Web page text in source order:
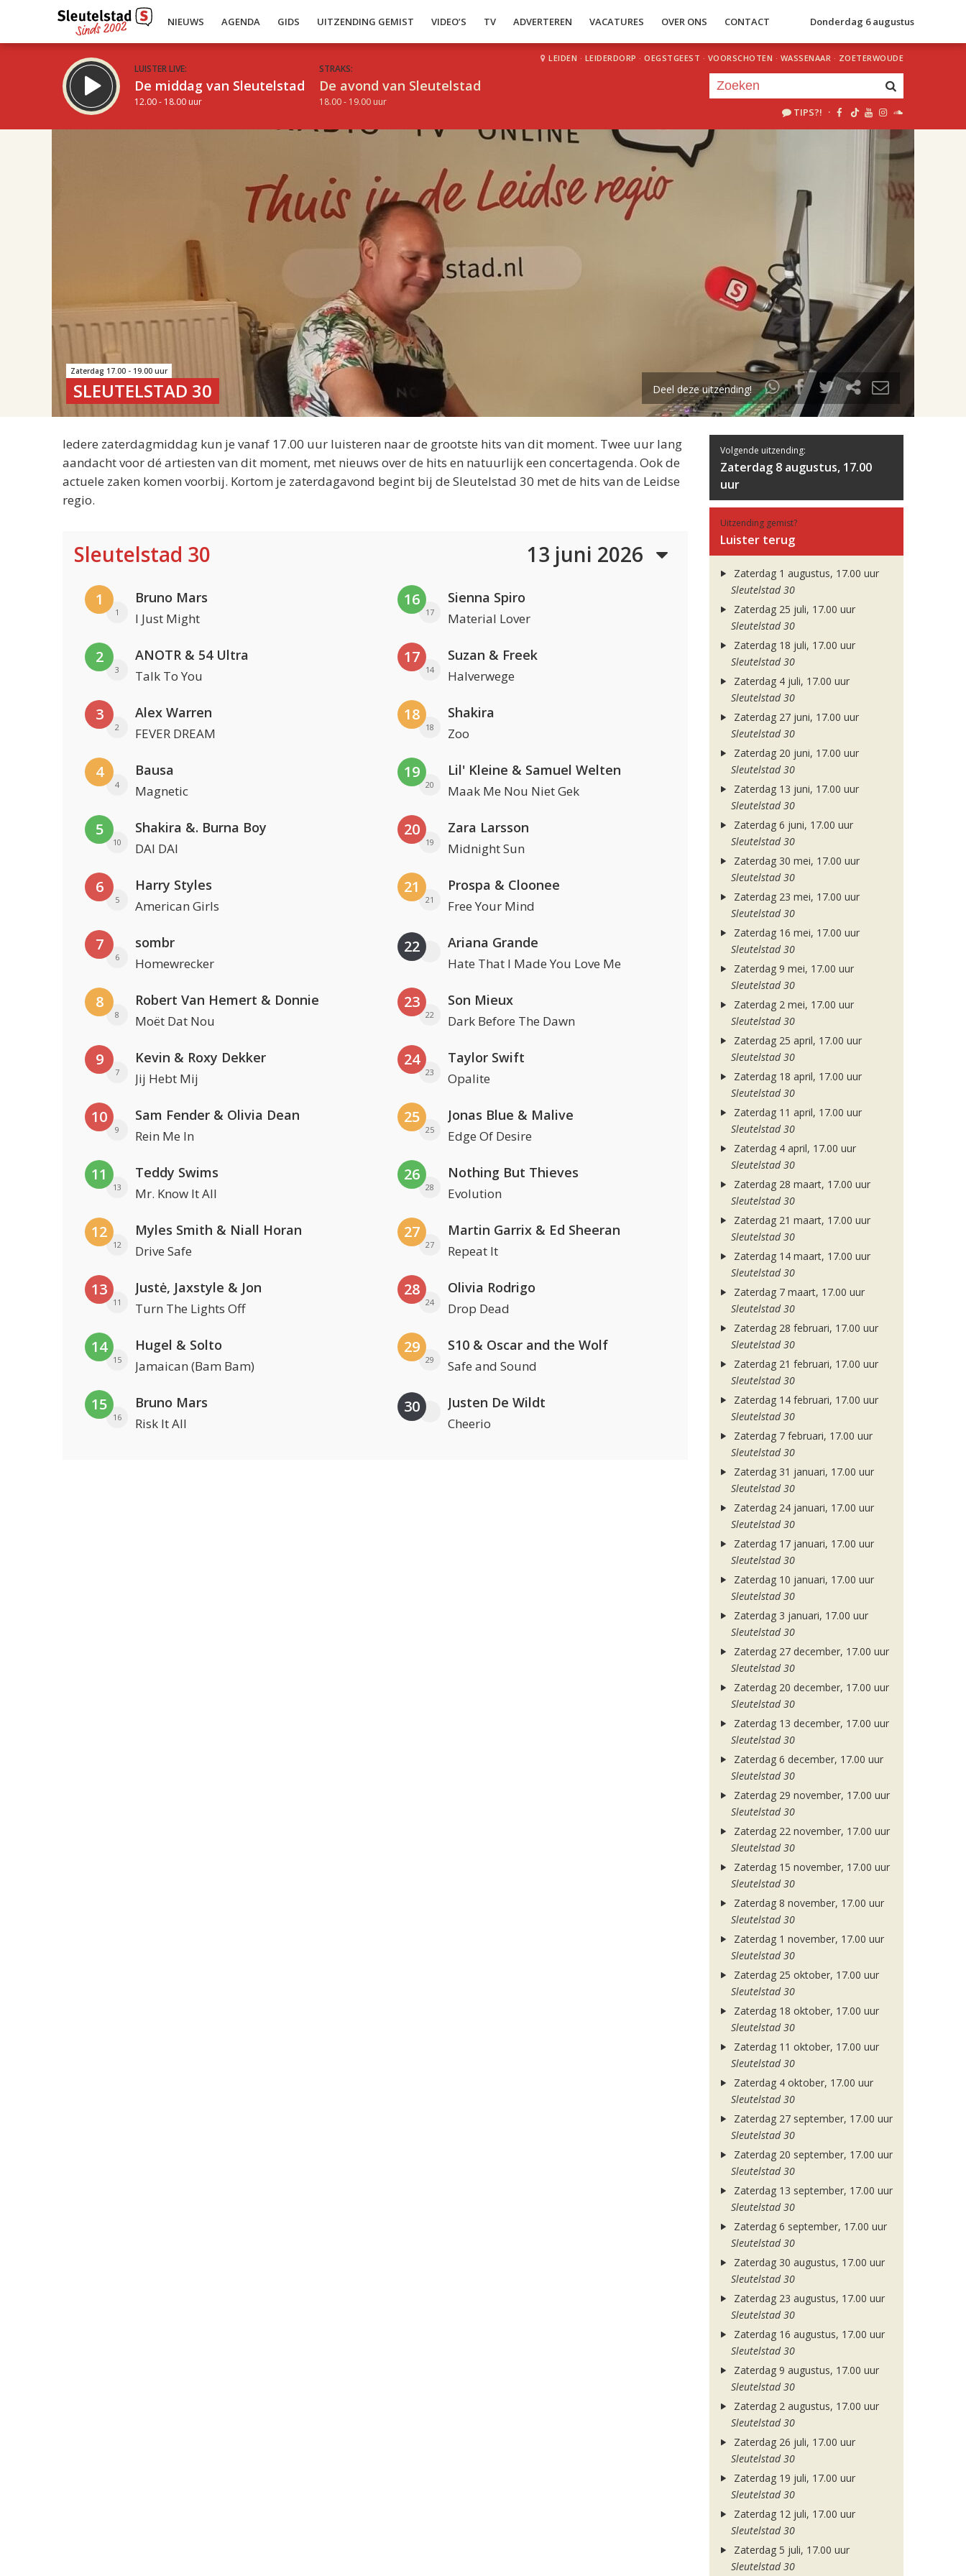
NIEUWS AGENDA GIDS UITZENDING GEMIST VIDEO’S TV ADVERTEREN VACATURES OVER ONS CONTACT Donderdag 6 augustus
LUISTER LIVE:
De middag van Sleutelstad
12.00 - 18.00 uur
STRAKS:
De avond van Sleutelstad
18.00 - 19.00 uur
LEIDEN · LEIDERDORP · OEGSTGEEST · VOORSCHOTEN · WASSENAAR · ZOETERWOUDE
TIPS?! ·
uur 1 van 2
Volgend uur
Zaterdag 17.00 - 19.00 uur
SLEUTELSTAD 30 Deel deze uitzending!
Iedere zaterdagmiddag kun je vanaf 17.00 uur luisteren naar de grootste hits van dit moment. Twee uur lang
aandacht voor dé artiesten van dit moment, met nieuws over de hits en natuurlijk een concertagenda. Ook de
actuele zaken komen voorbij. Kortom je zaterdagavond begint bij de Sleutelstad 30 met de hits van de Leidse
regio.
Sleutelstad 30 13 juni 2026
1
1
Bruno Mars
I Just Might
2
3
ANOTR & 54 Ultra
Talk To You
3
2
Alex Warren
FEVER DREAM
4
4
Bausa
Magnetic
5
10
Shakira &. Burna Boy
DAI DAI
6
5
Harry Styles
American Girls
7
6
sombr
Homewrecker
8
8
Robert Van Hemert & Donnie
Moët Dat Nou
9
7
Kevin & Roxy Dekker
Jij Hebt Mij
10
9
Sam Fender & Olivia Dean
Rein Me In
11
13
Teddy Swims
Mr. Know It All
12
12
Myles Smith & Niall Horan
Drive Safe
13
11
Justė, Jaxstyle & Jon
Turn The Lights Off
14
15
Hugel & Solto
Jamaican (Bam Bam)
15
16
Bruno Mars
Risk It All
16
17
Sienna Spiro
Material Lover
17
14
Suzan & Freek
Halverwege
18
18
Shakira
Zoo
19
20
Lil' Kleine & Samuel Welten
Maak Me Nou Niet Gek
20
19
Zara Larsson
Midnight Sun
21
21
Prospa & Cloonee
Free Your Mind
22 Ariana Grande
Hate That I Made You Love Me
23
22
Son Mieux
Dark Before The Dawn
24
23
Taylor Swift
Opalite
25
25
Jonas Blue & Malive
Edge Of Desire
26
28
Nothing But Thieves
Evolution
27
27
Martin Garrix & Ed Sheeran
Repeat It
28
24
Olivia Rodrigo
Drop Dead
29
29
S10 & Oscar and the Wolf
Safe and Sound
30 Justen De Wildt
Cheerio
Volgende uitzending:
Zaterdag 8 augustus, 17.00
uur
Uitzending gemist?
Luister terug
Zaterdag 1 augustus, 17.00 uur
Sleutelstad 30
Zaterdag 25 juli, 17.00 uur
Sleutelstad 30
Zaterdag 18 juli, 17.00 uur
Sleutelstad 30
Zaterdag 4 juli, 17.00 uur
Sleutelstad 30
Zaterdag 27 juni, 17.00 uur
Sleutelstad 30
Zaterdag 20 juni, 17.00 uur
Sleutelstad 30
Zaterdag 13 juni, 17.00 uur
Sleutelstad 30
Zaterdag 6 juni, 17.00 uur
Sleutelstad 30
Zaterdag 30 mei, 17.00 uur
Sleutelstad 30
Zaterdag 23 mei, 17.00 uur
Sleutelstad 30
Zaterdag 16 mei, 17.00 uur
Sleutelstad 30
Zaterdag 9 mei, 17.00 uur
Sleutelstad 30
Zaterdag 2 mei, 17.00 uur
Sleutelstad 30
Zaterdag 25 april, 17.00 uur
Sleutelstad 30
Zaterdag 18 april, 17.00 uur
Sleutelstad 30
Zaterdag 11 april, 17.00 uur
Sleutelstad 30
Zaterdag 4 april, 17.00 uur
Sleutelstad 30
Zaterdag 28 maart, 17.00 uur
Sleutelstad 30
Zaterdag 21 maart, 17.00 uur
Sleutelstad 30
Zaterdag 14 maart, 17.00 uur
Sleutelstad 30
Zaterdag 7 maart, 17.00 uur
Sleutelstad 30
Zaterdag 28 februari, 17.00 uur
Sleutelstad 30
Zaterdag 21 februari, 17.00 uur
Sleutelstad 30
Zaterdag 14 februari, 17.00 uur
Sleutelstad 30
Zaterdag 7 februari, 17.00 uur
Sleutelstad 30
Zaterdag 31 januari, 17.00 uur
Sleutelstad 30
Zaterdag 24 januari, 17.00 uur
Sleutelstad 30
Zaterdag 17 januari, 17.00 uur
Sleutelstad 30
Zaterdag 10 januari, 17.00 uur
Sleutelstad 30
Zaterdag 3 januari, 17.00 uur
Sleutelstad 30
Zaterdag 27 december, 17.00 uur
Sleutelstad 30
Zaterdag 20 december, 17.00 uur
Sleutelstad 30
Zaterdag 13 december, 17.00 uur
Sleutelstad 30
Zaterdag 6 december, 17.00 uur
Sleutelstad 30
Zaterdag 29 november, 17.00 uur
Sleutelstad 30
Zaterdag 22 november, 17.00 uur
Sleutelstad 30
Zaterdag 15 november, 17.00 uur
Sleutelstad 30
Zaterdag 8 november, 17.00 uur
Sleutelstad 30
Zaterdag 1 november, 17.00 uur
Sleutelstad 30
Zaterdag 25 oktober, 17.00 uur
Sleutelstad 30
Zaterdag 18 oktober, 17.00 uur
Sleutelstad 30
Zaterdag 11 oktober, 17.00 uur
Sleutelstad 30
Zaterdag 4 oktober, 17.00 uur
Sleutelstad 30
Zaterdag 27 september, 17.00 uur
Sleutelstad 30
Zaterdag 20 september, 17.00 uur
Sleutelstad 30
Zaterdag 13 september, 17.00 uur
Sleutelstad 30
Zaterdag 6 september, 17.00 uur
Sleutelstad 30
Zaterdag 30 augustus, 17.00 uur
Sleutelstad 30
Zaterdag 23 augustus, 17.00 uur
Sleutelstad 30
Zaterdag 16 augustus, 17.00 uur
Sleutelstad 30
Zaterdag 9 augustus, 17.00 uur
Sleutelstad 30
Zaterdag 2 augustus, 17.00 uur
Sleutelstad 30
Zaterdag 26 juli, 17.00 uur
Sleutelstad 30
Zaterdag 19 juli, 17.00 uur
Sleutelstad 30
Zaterdag 12 juli, 17.00 uur
Sleutelstad 30
Zaterdag 5 juli, 17.00 uur
Sleutelstad 30